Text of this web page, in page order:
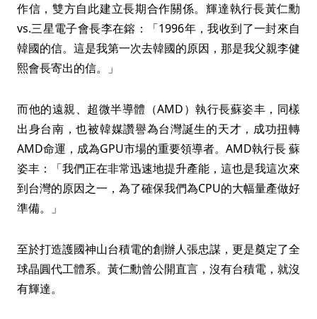
作信，雙方自此建立長期合作關係。輝達執行長黃仁勳
vs.三星電子會長李在鎔：「1996年，我收到了一封來自
韓國的信。這是我第一次去韓國的原因，那是我父親李健
熙會長寄出的信。」
而他的遠親、超微半導體（AMD）執行長蘇姿丰，同樣
出身台南，也被韓媒讚譽為台灣誕生的天才，成功扭轉
AMD命運，成為GPU市場的重要領導者。AMD執行長 蘇
姿丰：「我們正在非常迅速地提升產能，這也是我這次來
到台灣的原因之一，為了確保我們為CPU的大幅量產做好
準備。」
至於打造護國神山台積電的創辦人張忠謀，更是奠定了全
球晶圓代工體系。黃仁勳曾公開直言，沒有台積電，就沒
有輝達。